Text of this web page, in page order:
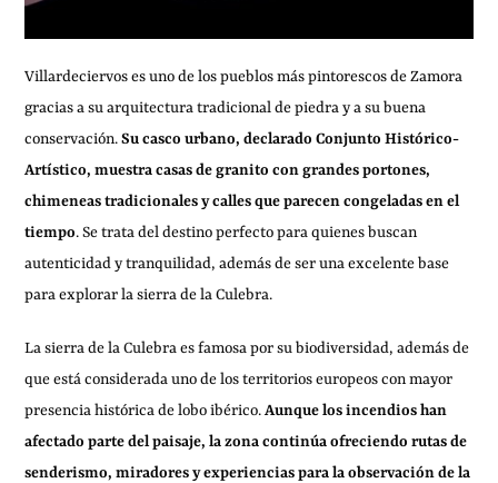
Villardeciervos es uno de los pueblos más pintorescos de Zamora
gracias a su arquitectura tradicional de piedra y a su buena
conservación.Su casco urbano, declarado Conjunto Histórico-
Artístico, muestra casas de granito con grandes portones,
chimeneas tradicionales y calles que parecen congeladas en el
tiempo. Se trata del destino perfecto para quienes buscan
autenticidad y tranquilidad, además de ser una excelente base
para explorar la sierra de la Culebra.
La sierra de la Culebra es famosa por su biodiversidad, además de
que está considerada uno de los territorios europeos con mayor
presencia histórica de lobo ibérico.Aunque los incendios han
afectado parte del paisaje, la zona continúa ofreciendo rutas de
senderismo, miradores y experiencias para la observación de la